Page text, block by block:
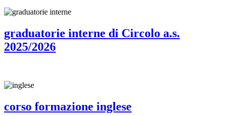
graduatorie interne di Circolo a.s.
2025/2026
corso formazione inglese